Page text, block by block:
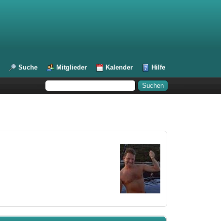
Suche Mitglieder Kalender Hilfe